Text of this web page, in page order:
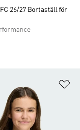
26/27 Bortaställ för